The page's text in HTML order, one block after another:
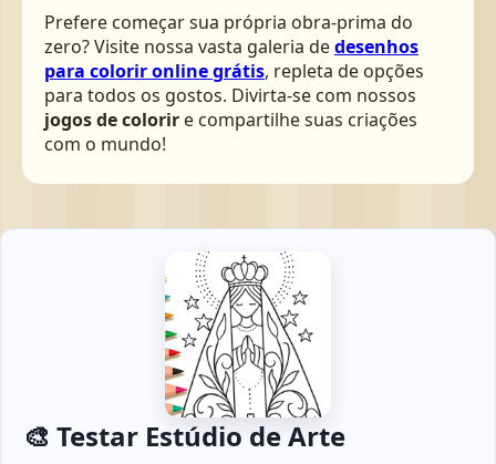
Prefere começar sua própria obra-prima do
zero? Visite nossa vasta galeria dedesenhos
para colorir online grátis, repleta de opções
para todos os gostos. Divirta-se com nossos
jogos de colorir e compartilhe suas criações
com o mundo!
🎨 Testar Estúdio de Arte